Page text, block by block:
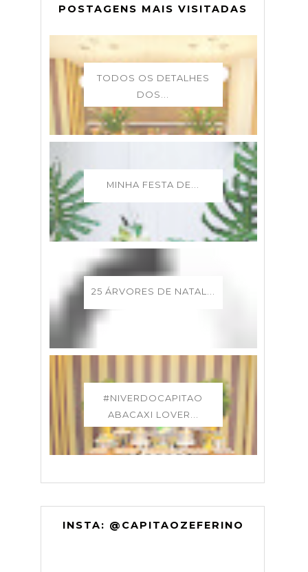
POSTAGENS MAIS VISITADAS
TODOS OS DETALHES
DOS...
MINHA FESTA DE...
25 ÁRVORES DE NATAL...
#NIVERDOCAPITAO
ABACAXI LOVER...
INSTA: @CAPITAOZEFERINO